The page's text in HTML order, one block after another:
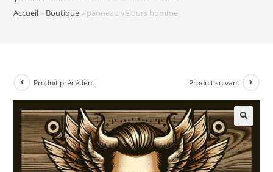
Accueil » Boutique » panneau velours homme
Produit précédent Produit suivant
🔍